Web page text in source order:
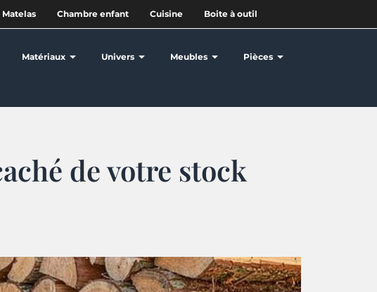
Matelas Chambre enfant Cuisine Boite à outil
Matériaux Univers Meubles Pièces
de votre stock